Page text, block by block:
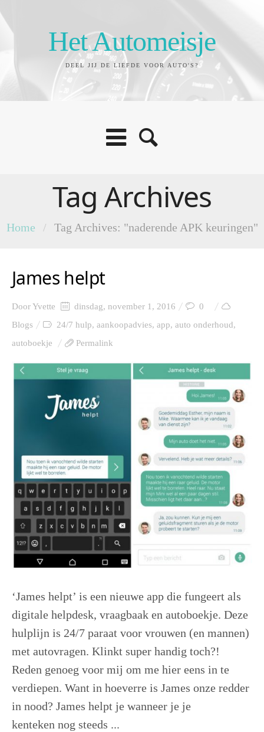
Het Automeisje
DEEL JIJ DE LIEFDE VOOR AUTO'S?
Tag Archives
Home / Tag Archives: "naderende APK keuringen"
James helpt
DoorYvette dinsdag, november 1, 2016
0
Blogs
24/7 hulp, aankoopadvies, app, auto onderhoud,
autoboekje
Permalink
‘James helpt’ is een nieuwe app die fungeert als
digitale helpdesk, vraagbaak en autoboekje. Deze
hulplijn is 24/7 paraat voor vrouwen (en mannen)
met autovragen. Klinkt super handig toch?!
Reden genoeg voor mij om me hier eens in te
verdiepen. Want in hoeverre is James onze redder
in nood? James helpt je wanneer je je
kenteken nog steeds ...